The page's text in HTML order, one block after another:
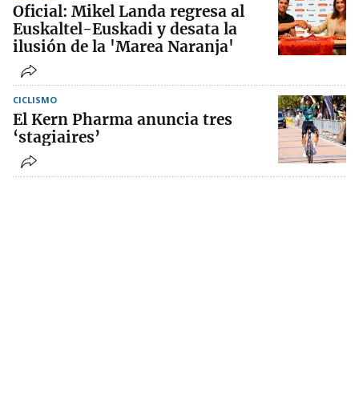
Oficial: Mikel Landa regresa al
Euskaltel-Euskadi y desata la
ilusión de la 'Marea Naranja'
CICLISMO
El Kern Pharma anuncia tres
‘stagiaires’